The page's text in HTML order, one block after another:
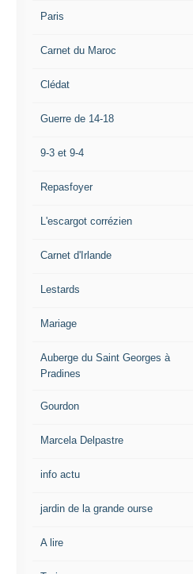
Paris
Carnet du Maroc
Clédat
Guerre de 14-18
9-3 et 9-4
Repasfoyer
L'escargot corrézien
Carnet d'Irlande
Lestards
Mariage
Auberge du Saint Georges à
Pradines
Gourdon
Marcela Delpastre
info actu
jardin de la grande ourse
A lire